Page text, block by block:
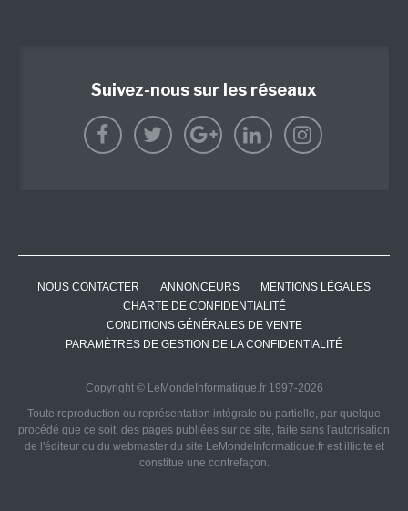
Suivez-nous sur les réseaux
NOUS CONTACTER ANNONCEURS
MENTIONS LÉGALES
CHARTE DE CONFIDENTIALITÉ
CONDITIONS GÉNÉRALES DE VENTE
PARAMÈTRES DE GESTION DE LA CONFIDENTIALITÉ
Copyright © LeMondeInformatique.fr 1997-2026
Toute reproduction ou représentation intégrale ou partielle, par quelque
procédé que ce soit, des pages publiées sur ce site, faite sans l'autorisation
de l'éditeur ou du webmaster du site LeMondeInformatique.fr est illicite et
constitue une contrefaçon.